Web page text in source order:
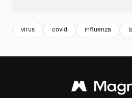
virus covid influenza